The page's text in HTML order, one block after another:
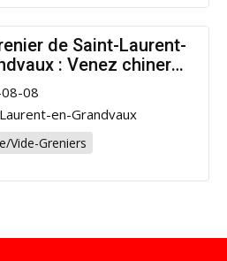
de Saint-Laurent-
: Venez chiner
cause !
08
en-Grandvaux
Vide-Greniers